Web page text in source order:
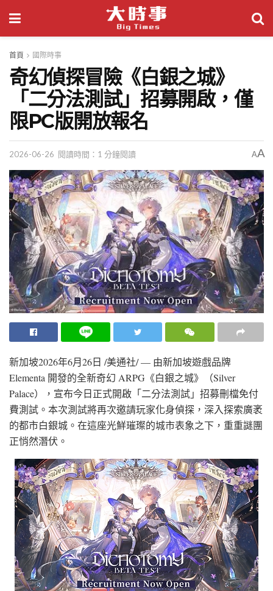
首頁 國際時事
奇幻偵探冒險《白銀之城》
「二分法測試」招募開啟，僅
限PC版開放報名
2026-06-26 閱讀時間：1 分鐘閱讀 AA
新加坡2026年6月26日 /美通社/ — 由新加坡遊戲品牌
Elementa 開發的全新奇幻 ARPG《白銀之城》（Silver
Palace），宣布今日正式開啟「二分法測試」招募刪檔免付
費測試。本次測試將再次邀請玩家化身偵探，深入探索廣袤
的都市白銀城。在這座光鮮璀璨的城市表象之下，重重謎團
正悄然潛伏。